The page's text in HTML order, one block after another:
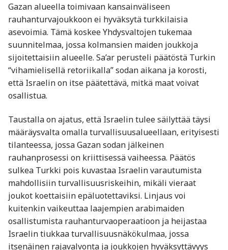
Gazan alueella toimivaan kansainväliseen
rauhanturvajoukkoon ei hyväksytä turkkilaisia
asevoimia. Tämä koskee Yhdysvaltojen tukemaa
suunnitelmaa, jossa kolmansien maiden joukkoja
sijoitettaisiin alueelle. Sa’ar perusteli päätöstä Turkin
“vihamielisellä retoriikalla” sodan aikana ja korosti,
että Israelin on itse päätettävä, mitkä maat voivat
osallistua.
Taustalla on ajatus, että Israelin tulee säilyttää täysi
määräysvalta omalla turvallisuusalueellaan, erityisesti
tilanteessa, jossa Gazan sodan jälkeinen
rauhanprosessi on kriittisessä vaiheessa. Päätös
sulkea Turkki pois kuvastaa Israelin varautumista
mahdollisiin turvallisuusriskeihin, mikäli vieraat
joukot koettaisiin epäluotettaviksi. Linjaus voi
kuitenkin vaikeuttaa laajempien arabimaiden
osallistumista rauhanturvaoperaatioon ja heijastaa
Israelin tiukkaa turvallisuusnäkökulmaa, jossa
itsenäinen rajavalvonta ja joukkojen hyväksyttävyys